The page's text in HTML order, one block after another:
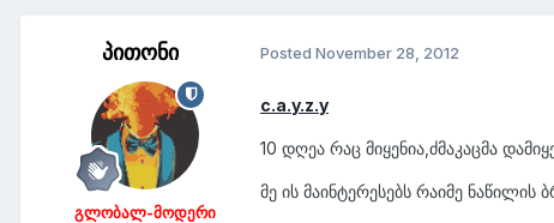
პითონი
გლობალ-მოდერი
Posted November 28, 2012
c.a.y.z.y
10 დღეა რაც მიყენია,ძმაკაცმა
მე ის მაინტერესებს რაიმე ნაწილის